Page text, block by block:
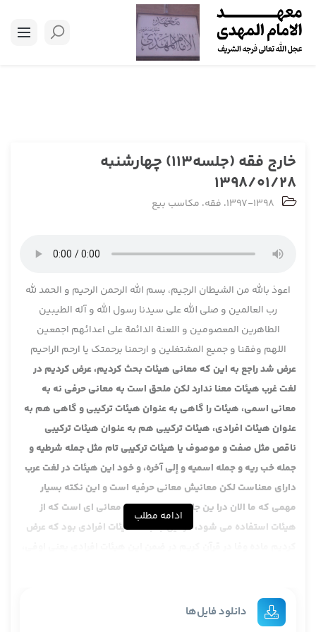
خارج فقه (جلسه113) چهارشنبه
1398/01/28
1397-1398، فقه، مکاسب بیع
اعوذ بالله من الشیطان الرجیم، بسم الله الرحمن الرحیم و الحمد لله
رب العالمین و صلی الله علی سیدنا رسول الله و آله الطیبین
الطاهرین المعصومین و اللعنة الدائمة علی اعدائهم اجمعین
اللهم وفقنا و جمیع المشتغلین و ارحمنا برحمتک یا ارحم الراحیم
عرض شد راجع به این که معانی هیئات بحث کردیم، عرض کردیم در
لغت غرب هیئات معنا ندارد لکن ملحق است به معانی حرفی نه به
معانی اسمی، هیئات را گاهی به عنوان هیئات ترکیبی و گاهی هم به
عنوان هیئات افرادی، هیئات ترکیبی هم به عنوان هیئات ترکیبی
ناقص مثل صفت و موصوف یا هیئات ترکیبی تام مثل جمله شرطیه و
جمله خب ریه و جمله اسمیه و إلی آخره، و خود این هیئات در لغت عرب
دارای معناست لکن معانیش معانی حرفیه است و این نکته بسیار
مهمی که ما الان درا ین جا داریم تحلیل این معانی ای است که از
هیئات استفاده می شود، در این جا بحث هیئات افرادی بود که عرض
ترکیبی که مثلا اوفوا بالعقد یا مثلا یوفون بالنذر، اما راجع به هیئات
ترکیبی دیروز توضیح را عرض کردیم و ما این را یک بحثی کردیم که
ادامه مطلب
دانلود فایل‌ها